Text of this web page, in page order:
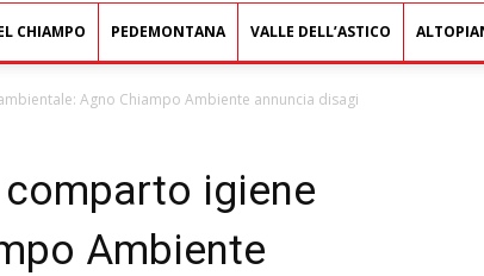
CHIAMPO PEDEMONTANA VALLE DELL’ASTICO
Agno Chiampo Ambiente annuncia disagi
igiene
Ambiente